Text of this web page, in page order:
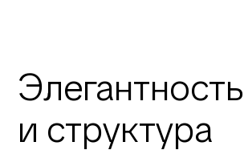
Элегантность
и структура